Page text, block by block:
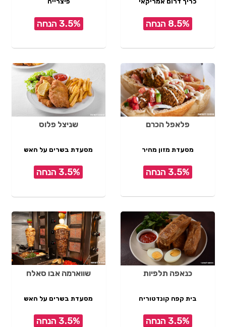
8.5% הנחה 3.5% הנחה
פלאפל הכרם
מסעדת מזון מהיר
3.5% הנחה
שניצל פלוס
מסעדת בשרים על האש
3.5% הנחה
כנאפה תלפיות
בית קפה קונדטוריה
3.5% הנחה
שווארמה אבו סאלח
מסעדת בשרים על האש
3.5% הנחה